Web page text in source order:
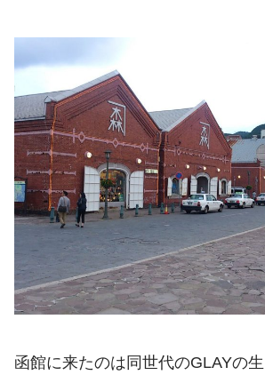
函館に来たのは同世代のGLAYの